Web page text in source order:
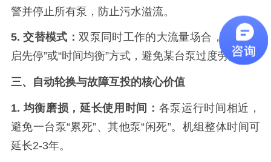
警并停止所有泵，防止污水溢流。
5. 交替模式：双泵同时工作的大流量场合，采用“先
启先停”或“时间均衡”方式，避免某台泵过度劳累。
三、自动轮换与故障互投的核心价值
1. 均衡磨损，延长使用时间： 各泵运行时间相近，
避免一台泵“累死”、其他泵“闲死”。机组整体时间可
延长2-3年。